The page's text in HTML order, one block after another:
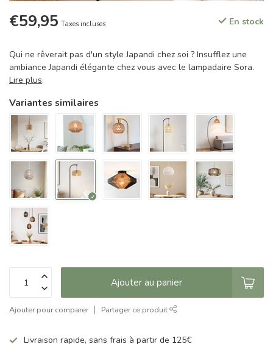
€59,95 Taxes incluses En stock
Qui ne rêverait pas d'un style Japandi chez soi ? Insufflez une
ambiance Japandi élégante chez vous avec le lampadaire Sora.
Lire plus.
Variantes similaires
Ajouter au panier
Ajouter pour comparer Partager ce produit
Livraison rapide, sans frais à partir de 125€